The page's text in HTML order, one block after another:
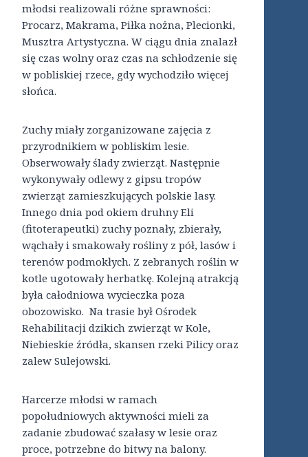
młodsi realizowali różne sprawności:
Procarz, Makrama, Piłka nożna, Plecionki,
Musztra Artystyczna. W ciągu dnia znalazł
się czas wolny oraz czas na schłodzenie się
w pobliskiej rzece, gdy wychodziło więcej
słońca.
Zuchy miały zorganizowane zajęcia z
przyrodnikiem w pobliskim lesie.
Obserwowały ślady zwierząt. Następnie
wykonywały odlewy z gipsu tropów
zwierząt zamieszkujących polskie lasy.
Innego dnia pod okiem druhny Eli
(fitoterapeutki) zuchy poznały, zbierały,
wąchały i smakowały rośliny z pół, lasów i
terenów podmokłych. Z zebranych roślin w
kotle ugotowały herbatkę. Kolejną atrakcją
była całodniowa wycieczka poza
obozowisko. Na trasie był Ośrodek
Rehabilitacji dzikich zwierząt w Kole,
Niebieskie źródła, skansen rzeki Pilicy oraz
zalew Sulejowski.
Harcerze młodsi w ramach
popołudniowych aktywności mieli za
zadanie zbudować szałasy w lesie oraz
proce, potrzebne do bitwy na balony.